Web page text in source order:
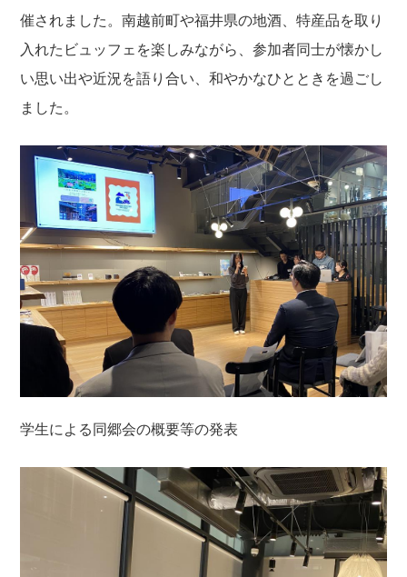
催されました。南越前町や福井県の地酒、特産品を取り
入れたビュッフェを楽しみながら、参加者同士が懐かし
い思い出や近況を語り合い、和やかなひとときを過ごし
ました。
学生による同郷会の概要等の発表